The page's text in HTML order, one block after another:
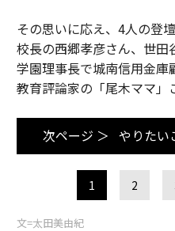
その思いに応え、4人の登
校長の西郷孝彦さん、世
学園理事長で城南信用金庫
教育評論家の「尾木ママ」
次ページ ＞ やりたい
1 2
文=太田美由紀